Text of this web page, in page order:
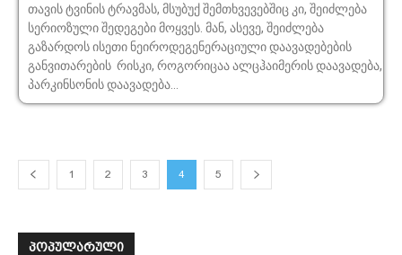
თავის ტვინის ტრავმას, მსუბუქ შემთხვევებშიც კი, შეიძლება
სერიოზული შედეგები მოყვეს. მან, ასევე, შეიძლება
გაზარდოს ისეთი ნეიროდეგენერაციული დაავადებების
განვითარების რისკი, როგორიცაა ალცჰაიმერის დაავადება,
პარკინსონის დაავადება...
1 2 3 4 5
ᲞᲝᲞᲣᲚᲐᲠᲣᲚᲘ